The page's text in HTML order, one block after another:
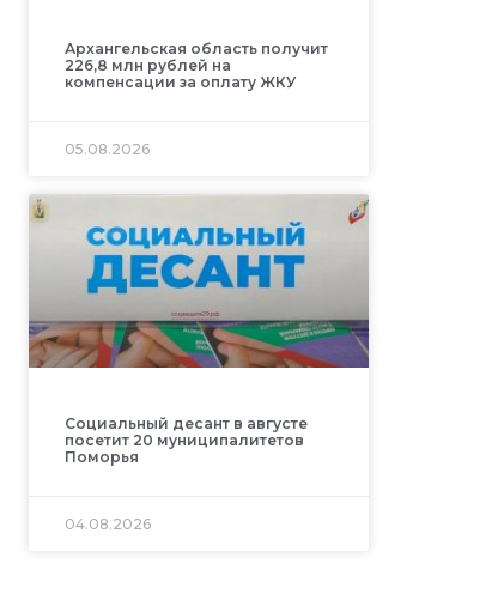
Архангельская область получит
226,8 млн рублей на
компенсации за оплату ЖКУ
05.08.2026
Социальный десант в августе
посетит 20 муниципалитетов
Поморья
04.08.2026